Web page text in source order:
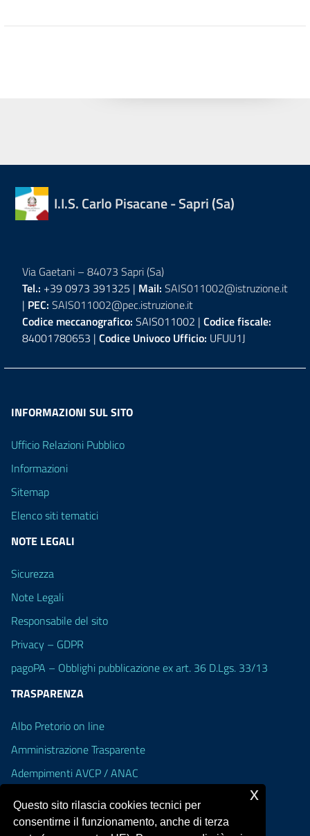
I.I.S. Carlo Pisacane - Sapri (Sa)
Via Gaetani – 84073 Sapri (Sa)
Tel.: +39 0973 391325 | Mail: SAIS011002@istruzione.it
| PEC: SAIS011002@pec.istruzione.it
Codice meccanografico: SAIS011002 | Codice fiscale:
84001780653 | Codice Univoco Ufficio: UFUU1J
INFORMAZIONI SUL SITO
Ufficio Relazioni Pubblico
Informazioni
Sitemap
Elenco siti tematici
NOTE LEGALI
Sicurezza
Note Legali
Responsabile del sito
Privacy – GDPR
pagoPA – Obblighi pubblicazione ex art. 36 D.Lgs. 33/13
TRASPARENZA
Albo Pretorio on line
Amministrazione Trasparente
Adempimenti AVCP / ANAC
Dichiarazione di accessibilità
Questo sito rilascia cookies tecnici per
consentirne il funzionamento, anche di terza
x